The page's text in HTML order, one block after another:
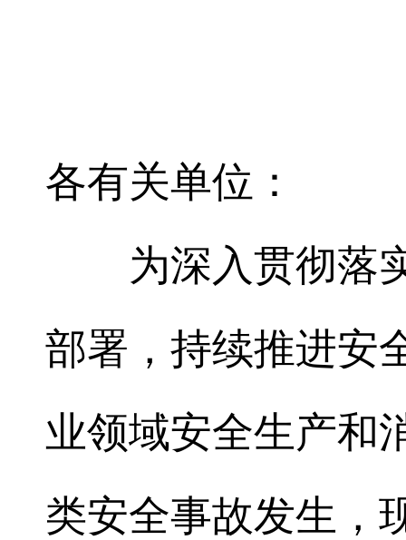
各有关单位：
为深入贯彻落
部署，持续推进安
业领域安全生产和
类安全事故发生，